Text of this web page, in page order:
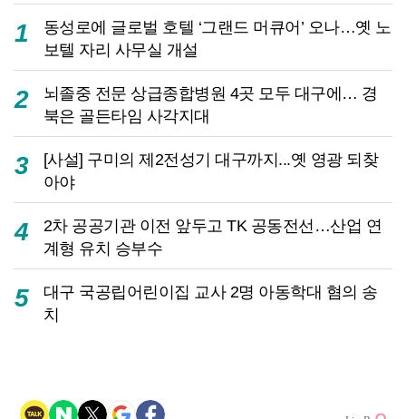
1
동성로에 글로벌 호텔 ‘그랜드 머큐어’ 오나…옛 노
보텔 자리 사무실 개설
2
뇌졸중 전문 상급종합병원 4곳 모두 대구에… 경
북은 골든타임 사각지대
3
[사설] 구미의 제2전성기 대구까지...옛 영광 되찾
아야
4
2차 공공기관 이전 앞두고 TK 공동전선…산업 연
계형 유치 승부수
5
대구 국공립어린이집 교사 2명 아동학대 혐의 송
치